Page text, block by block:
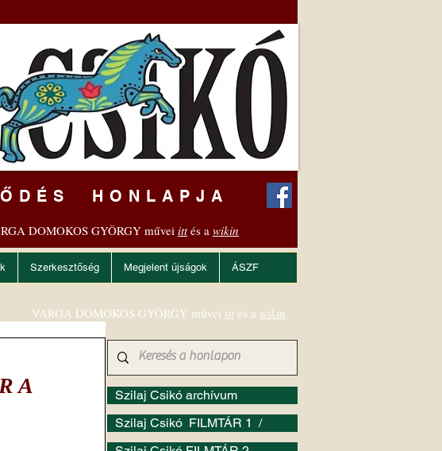
HONLAPJA
DOMOKOS GYÖRGY műveiittés a wikin
Szerkesztőség Megjelent újságok ÁSZF
A
Szilaj Csikó archívum
Szilaj Csikó FILMTÁR 1 /
VARGA DOMOKOS GYÖRGY művei itt és a wikin